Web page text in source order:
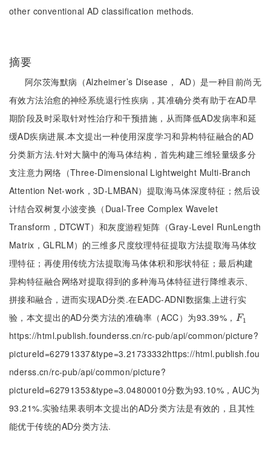
other conventional AD classification methods.
摘要
阿尔茨海默病（Alzheimer’s Disease， AD）是一种目前尚无
有效方法治愈的神经系统退行性疾病，其准确分类有助于在AD早
期阶段及时采取针对性治疗和干预措施，从而降低AD发病率和延
缓AD疾病进展.本文提出一种使用深度学习和异构特征融合的AD
分类新方法.针对大脑中的海马体结构，首先构建三维轻量级多分
支注意力网络（Three-Dimensional Lightweight Multi-Branch
Attention Net-work，3D-LMBAN）提取海马体深度特征；然后设
计结合双树复小波变换（Dual-Tree Complex Wavelet
Transform，DTCWT）和灰度游程矩阵（Gray-Level RunLength
Matrix，GLRLM）的三维多尺度纹理特征提取方法提取海马体纹
理特征；再使用传统方法提取海马体体积和形状特征；最后构建
异构特征融合网络对提取得到的多种海马体特征进行降维表示、
拼接和融合，进而实现AD分类.在EADC-ADNI数据集上进行实
验，本文提出的AD分类方法的准确率（ACC）为93.39%， F1
F1
https://html.publish.founderss.cn/rc-pub/api/common/picture?
pictureId=62791337&type=3.21733332https://html.publish.fou
nderss.cn/rc-pub/api/common/picture?
pictureId=62791353&type=3.04800010分数为93.10%，AUC为
93.21%.实验结果表明本文提出的AD分类方法是有效的，且其性
能优于传统的AD分类方法.